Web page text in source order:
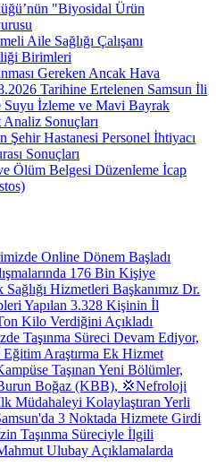
"Biyosidal Ürün
Aile Sağlığı Çalışanı
Birimleri
Gereken Ancak Hava
Tarihine Ertelenen Samsun İli
Suyu İzleme ve Mavi Bayrak
Sonuçları
Şehir Hastanesi Personel İhtiyacı
Sonuçları
Ölüm Belgesi Düzenleme İcap
Online Dönem Başladı
176 Bin Kişiye
Sağlığı Hizmetleri Başkanımız Dr.
Yapılan 3.328 Kişinin İl
Kilo Verdiğini Açıkladı
Taşınma Süreci Devam Ediyor,
Araştırma Ek Hizmet
Taşınan Yeni Bölümler,
Boğaz (KBB), 💢Nefroloji
Müdahaleyi Kolaylaştıran Yerli
3 Noktada Hizmete Girdi
Taşınma Süreciyle İlgili
Ulubay Açıklamalarda